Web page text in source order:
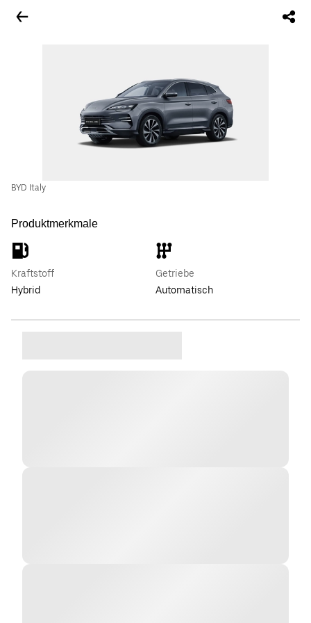
BYD Italy
Produktmerkmale
Kraftstoff
Hybrid
Getriebe
Automatisch